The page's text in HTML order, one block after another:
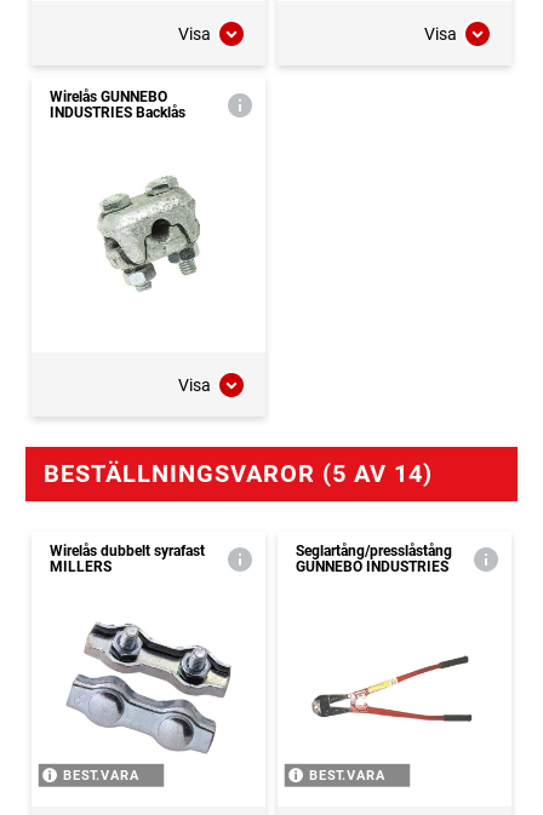
Visa Visa
Wirelås GUNNEBO
INDUSTRIES Backlås
Visa
BESTÄLLNINGSVAROR (5 AV 14)
Wirelås dubbelt syrafast
MILLERS
BEST.VARA
Seglartång/presslåstång
GUNNEBO INDUSTRIES
BEST.VARA